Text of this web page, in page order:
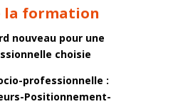
la formation
nouveau pour une
choisie
professionnelle :
Positionnement-